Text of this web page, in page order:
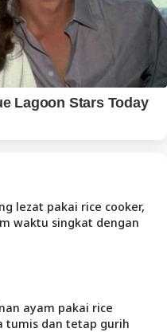
lezat pakai rice cooker,
waktu singkat dengan
ayam pakai rice
tumis dan tetap gurih